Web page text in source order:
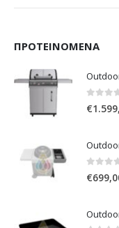
ΠΡΟΤΕΙΝΌΜΕΝΑ
€
€